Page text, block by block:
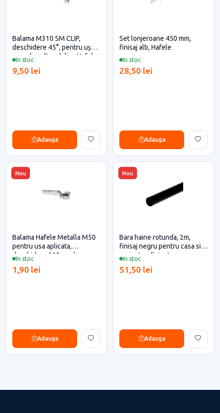
In stoc
Balama M310 SM CLIP,
deschidere 45°, pentru ușa
corp de colt mobilier, Hafele
9,50 lei
Adauga
In stoc
Set lonjeroane 450 mm,
finisaj alb, Hafele
28,50 lei
Adauga
Nou
In stoc
Balama Hafele Metalla M50
pentru usa aplicata,
deschidere 110 grade,
inclusa
1,90 lei
Adauga
Nou
In stoc
Bara haine rotunda, 2m,
finisaj negru pentru casa si
proiecte eficiente
51,50 lei
Adauga